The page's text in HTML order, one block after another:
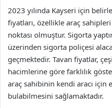
2023 yılında Kayseri için
fiyatları, özellikle araç
noktası olmuştur. Sigorta
üzerinden sigorta poliçesi
geçmektedir. Tavan fiyatlar,
hacimlerine göre farklılık
araç sahibinin kendi aracı için
bulabilmesini sağlamaktadır.